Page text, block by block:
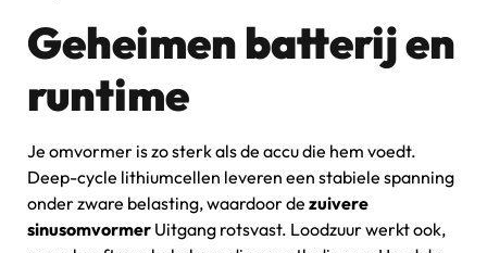
Geheimen batterij en
runtime
Je omvormer is zo sterk als de accu die hem voedt.
Deep-cycle lithiumcellen leveren een stabiele spanning
onder zware belasting, waardoor de zuivere
sinusomvormer Uitgang rotsvast. Loodzuur werkt ook,